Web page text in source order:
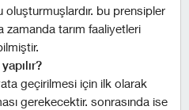
bu prensipler
zamanda tarım faaliyetleri
geçirilmesi için ilk olarak
gerekecektir. sonrasında ise